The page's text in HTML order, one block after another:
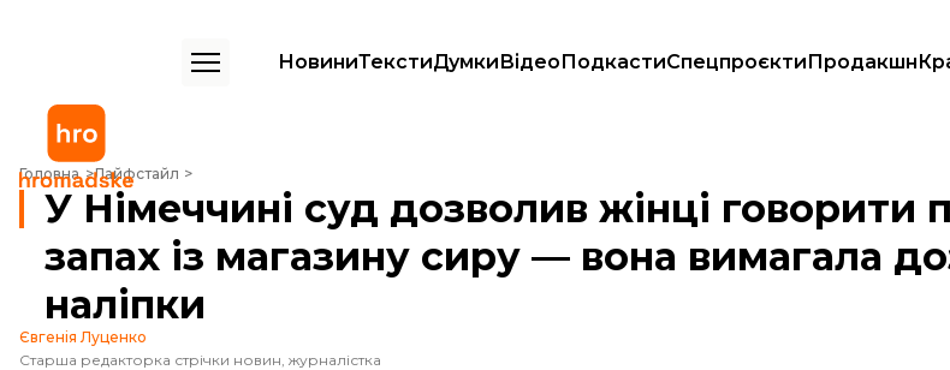
НовиниТекстиДумкиВідеоПодкастиСпецпроєктиПродакшн
Головна Лайфстайл
У Німеччині суд дозволив жінці говорити про неприємний запах із магазину сиру — вона вимагала дозволу клеїти наліпки
У Німеччині суд дозволив жінці говорити
запах із магазину сиру — вона вимагала
наліпки
Євгенія Луценко
Старша редакторка стрічки новин, журналістка